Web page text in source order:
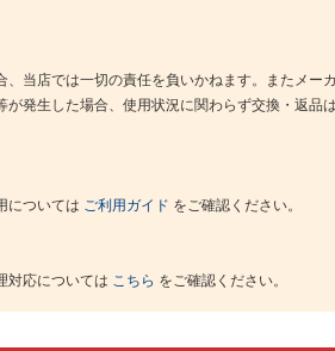
当店では一切の責任を負いかねます。またメー
発生した場合、使用状況に関わらず交換・返品
については ご利用ガイド をご確認ください。
対応については こちら をご確認ください。